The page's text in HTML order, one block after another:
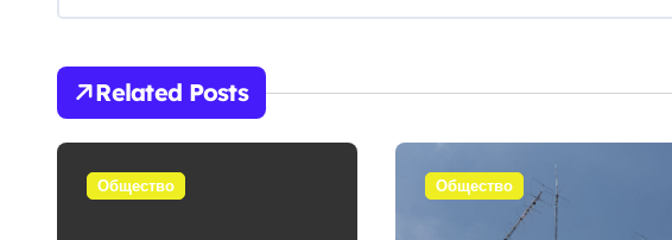
а
ц
и
Related Posts
Общество Общество